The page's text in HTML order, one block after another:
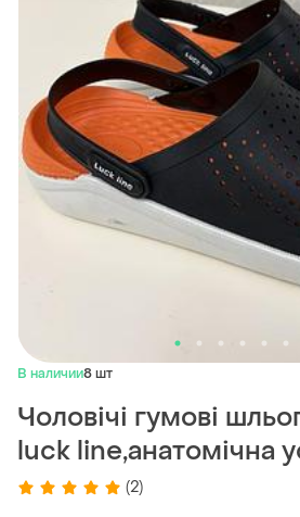
В наличии8 шт
Чоловічі гумові
luck line,анатомічна
(2)